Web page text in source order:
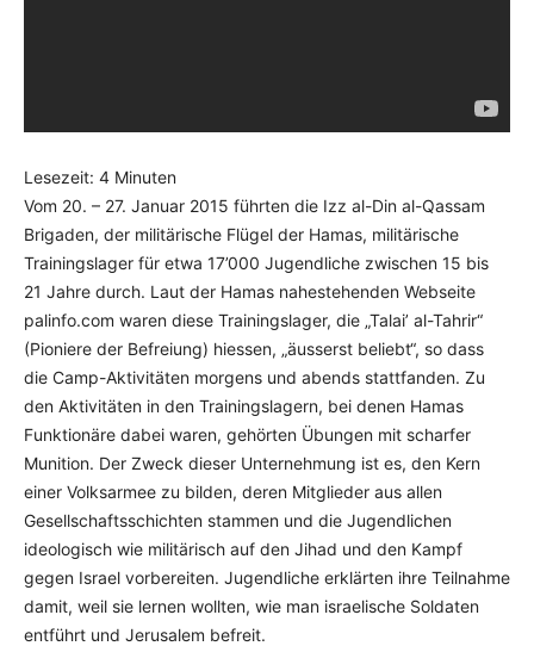
Lesezeit: 4 Minuten
Vom 20. – 27. Januar 2015 führten die Izz al-Din al-Qassam
Brigaden, der militärische Flügel der Hamas, militärische
Trainingslager für etwa 17’000 Jugendliche zwischen 15 bis
21 Jahre durch. Laut der Hamas nahestehenden Webseite
palinfo.com waren diese Trainingslager, die „Talai’ al-Tahrir“
(Pioniere der Befreiung) hiessen, „äusserst beliebt“, so dass
die Camp-Aktivitäten morgens und abends stattfanden. Zu
den Aktivitäten in den Trainingslagern, bei denen Hamas
Funktionäre dabei waren, gehörten Übungen mit scharfer
Munition. Der Zweck dieser Unternehmung ist es, den Kern
einer Volksarmee zu bilden, deren Mitglieder aus allen
Gesellschaftsschichten stammen und die Jugendlichen
ideologisch wie militärisch auf den Jihad und den Kampf
gegen Israel vorbereiten. Jugendliche erklärten ihre Teilnahme
damit, weil sie lernen wollten, wie man israelische Soldaten
entführt und Jerusalem befreit.